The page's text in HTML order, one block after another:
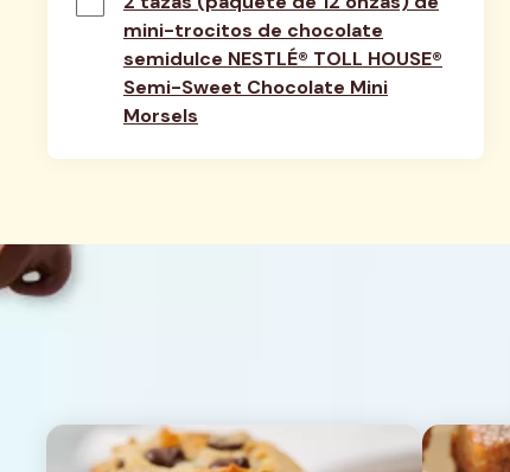
mini-trocitos de chocolate
semidulce NESTLÉ® TOLL HOUSE®
Semi-Sweet Chocolate Mini
Morsels